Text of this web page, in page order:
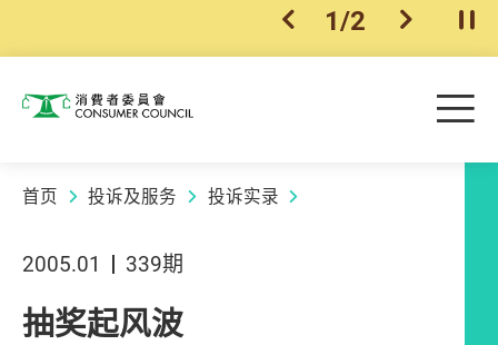
上一个
1/2 下一个开
消费者委员会 目
首页 投诉及服务 投诉实录
2005.01 339期
抽奖起风波